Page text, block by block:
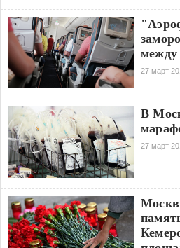
между
27 март
В
27 март